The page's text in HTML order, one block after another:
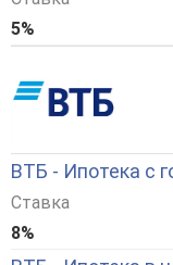
5%
ВТБ - Ипотека с
Ставка
8%